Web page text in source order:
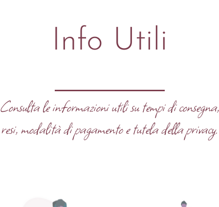
Info Utili
Consulta le informazioni utili su tempi di consegna,
resi, modalità di pagamento e tutela della privacy.